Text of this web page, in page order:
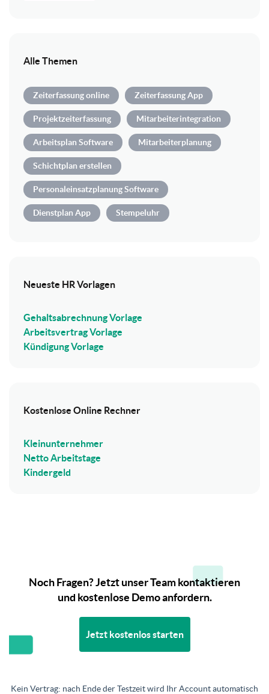
Alle Themen
Zeiterfassung online Zeiterfassung App
Projektzeiterfassung Mitarbeiterintegration
Arbeitsplan Software Mitarbeiterplanung
Schichtplan erstellen
Personaleinsatzplanung Software
Dienstplan App Stempeluhr
Neueste HR Vorlagen
Gehaltsabrechnung Vorlage
Arbeitsvertrag Vorlage
Kündigung Vorlage
Kostenlose Online Rechner
Kleinunternehmer
Netto Arbeitstage
Kindergeld
Noch Fragen? Jetzt unser Team kontaktieren
und kostenlose Demo anfordern.
Jetzt kostenlos starten
Kein Vertrag: nach Ende der Testzeit wird Ihr Account automatisch